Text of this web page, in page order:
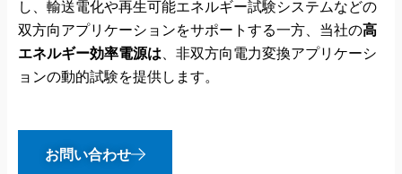
し、輸送電化や再生可能エネルギー試験システムなどの
双方向アプリケーションをサポートする一方、当社の高
エネルギー効率電源は 、非双方向電力変換アプリケーシ
ョンの動的試験を提供します。
お問い合わせ